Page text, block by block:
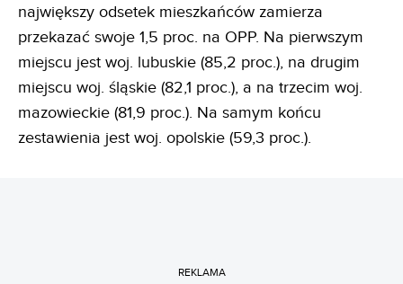
największy odsetek mieszkańców zamierza
przekazać swoje 1,5 proc. na OPP. Na pierwszym
miejscu jest woj. lubuskie (85,2 proc.), na drugim
miejscu woj. śląskie (82,1 proc.), a na trzecim woj.
mazowieckie (81,9 proc.). Na samym końcu
zestawienia jest woj. opolskie (59,3 proc.).
REKLAMA